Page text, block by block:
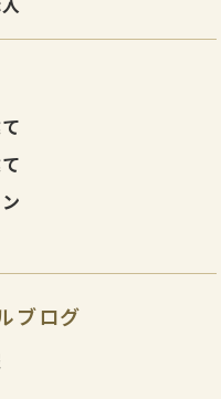
ブログ